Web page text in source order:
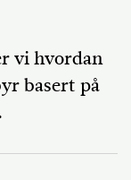
vi hvordan
basert på